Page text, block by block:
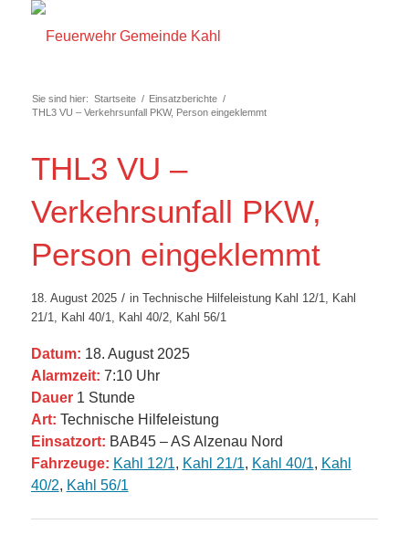
Sie sind hier: Startseite / Einsatzberichte /
THL3 VU – Verkehrsunfall PKW, Person eingeklemmt
THL3 VU –
Verkehrsunfall PKW,
Person eingeklemmt
18. August 2025 / in Technische Hilfeleistung Kahl 12/1, Kahl
21/1, Kahl 40/1, Kahl 40/2, Kahl 56/1
Datum: 18. August 2025
Alarmzeit: 7:10 Uhr
Dauer1 Stunde
Art: Technische Hilfeleistung
Einsatzort: BAB45 – AS Alzenau Nord
Fahrzeuge: Kahl 12/1, Kahl 21/1, Kahl 40/1, Kahl
40/2, Kahl 56/1